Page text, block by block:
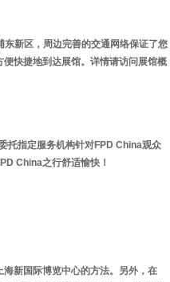
新区，周边完善的交通网络保证了您
快捷地到达展馆。详情请访问展馆概
托指定服务机构针对FPD China观众
China之行舒适愉快！
新国际博览中心的方法。另外，在